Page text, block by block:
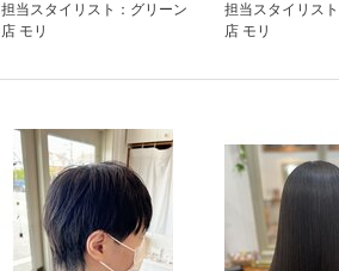
担当スタイリスト：グリーン
店 モリ
担当スタイリス
店 モリ